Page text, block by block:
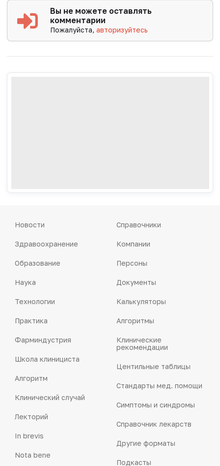
Вы не можете оставлять
комментарии
Пожалуйста,авторизуйтесь
Новости
Здравоохранение
Образование
Наука
Технологии
Практика
Фарминдустрия
Школа клинициста
Алгоритм
Клинический случай
Лекторий
In brevis
Nota bene
Справочники
Компании
Персоны
Документы
Калькуляторы
Алгоритмы
Клинические
рекомендации
Центильные таблицы
Стандарты мед. помощи
Симптомы и синдромы
Справочник лекарств
Другие форматы
Подкасты